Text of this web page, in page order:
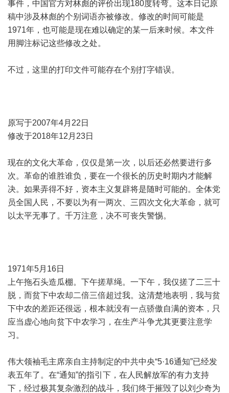
事件，中国官方对林彪的评价出现180度转弯。这本日记原
稿中涉及林彪的个别词语亦被修改。修改的时间可能是
1971年，也可能是现在难以确定的某一后来时候。本文件
用脚注标记这些修改之处。
不过，这里的打印文件可能存在个别打字错误。
原写于2007年4月22日
修改于2018年12月23日
现在的文化大革命，仅仅是第一次，以后还必然要进行多
次。革命的谁胜谁负，要在一个很长的历史时期内才能解
决。如果弄得不好，资本主义复辟将是随时可能的。全体党
员全国人民，不要以为有一两次、三四次文化大革命，就可
以太平无事了。千万注意，决不可丧失警惕。
1971年5月16日
上午拖石头造瓜棚。下午搓草绳。一下午，我仅搓了二三十
脱，而贫下中农却二倍三倍超过我。这清楚地表明，我与贫
下中农的差距还很远，根本就没有一点骄傲自满的资本，只
应当虚心地向贫下中农学习，在生产斗争尤其更要注意学
习。
伟大领袖毛主席亲自主持制定的中共中央“5·16通知”已经发
表五年了。在“通知”的指引下，在人民解放军的有力支持
下，经过极其复杂激烈的战斗，我们终于摧毁了以刘少奇为